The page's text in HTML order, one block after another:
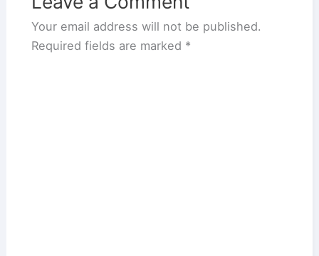
Your email address will not be published.
Required fields are marked *